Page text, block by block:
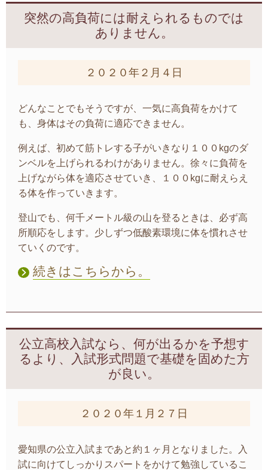
突然の高負荷には耐えられるものでは
ありません。
２０２０年２月４日
どんなことでもそうですが、一気に高負荷をかけて
も、身体はその負荷に適応できません。
例えば、初めて筋トレする子がいきなり１００kgのダ
ンベルを上げられるわけがありません。徐々に負荷を
上げながら体を適応させていき、１００kgに耐えらえ
る体を作っていきます。
登山でも、何千メートル級の山を登るときは、必ず高
所順応をします。少しずつ低酸素環境に体を慣れさせ
ていくのです。
続きはこちらから。
公立高校入試なら、何が出るかを予想す
るより、入試形式問題で基礎を固めた方
が良い。
２０２０年１月２７日
愛知県の公立入試まであと約１ヶ月となりました。入
試に向けてしっかりスパートをかけて勉強しているこ